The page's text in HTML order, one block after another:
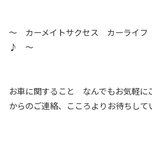
～ カーメイトサクセス カーライフ
♪ ～
お車に関すること なんでもお気軽に
からのご連絡、こころよりお待ちして